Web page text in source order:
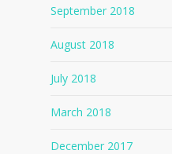
September 2018
August 2018
July 2018
March 2018
December 2017